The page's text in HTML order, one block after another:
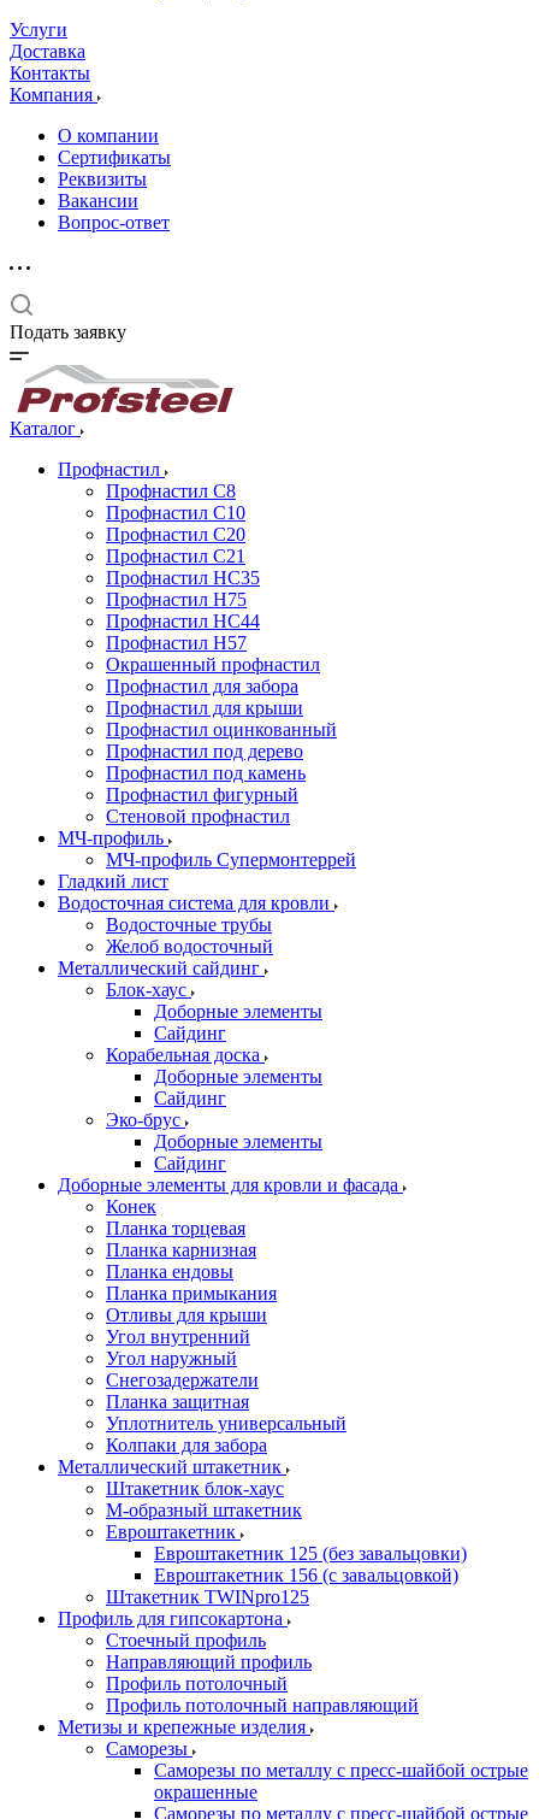
Услуги
Доставка
Контакты
Компания
О компании
Сертификаты
Реквизиты
Вакансии
Вопрос-ответ
Подать заявку
Каталог
Профнастил
Профнастил С8
Профнастил С10
Профнастил С20
Профнастил С21
Профнастил НС35
Профнастил Н75
Профнастил HC44
Профнастил Н57
Окрашенный профнастил
Профнастил для забора
Профнастил для крыши
Профнастил оцинкованный
Профнастил под дерево
Профнастил под камень
Профнастил фигурный
Стеновой профнастил
МЧ-профиль
МЧ-профиль Супермонтеррей
Гладкий лист
Водосточная система для кровли
Водосточные трубы
Желоб водосточный
Металлический сайдинг
Блок-хаус
Доборные элементы
Сайдинг
Корабельная доска
Доборные элементы
Сайдинг
Эко-брус
Доборные элементы
Сайдинг
Доборные элементы для кровли и фасада
Конек
Планка торцевая
Планка карнизная
Планка ендовы
Планка примыкания
Отливы для крыши
Угол внутренний
Угол наружный
Снегозадержатели
Планка защитная
Уплотнитель универсальный
Колпаки для забора
Металлический штакетник
Штакетник блок-хаус
М-образный штакетник
Евроштакетник
Евроштакетник 125 (без завальцовки)
Евроштакетник 156 (с завальцовкой)
Штакетник TWINpro125
Профиль для гипсокартона
Стоечный профиль
Направляющий профиль
Профиль потолочный
Профиль потолочный направляющий
Метизы и крепежные изделия
Саморезы
Саморезы по металлу с пресс-шайбой острые
окрашенные
Саморезы по металлу с пресс-шайбой острые